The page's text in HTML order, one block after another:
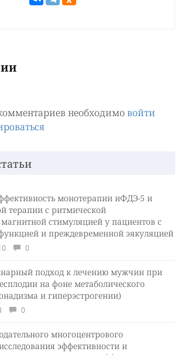
необходимо войти
монотерапии иФДЭ-5 и
терапии с ритмической
стимуляцией у пациентов с
и преждевременной эякуляцией
0
подход к лечению мужчин при
на фоне метаболического
и гиперэстрогении)
0
многоцентрового
эффективности и